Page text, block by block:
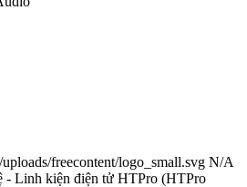
freecontent/logo_small.svg N/A
- Linh kiện điện tử HTPro (HTPro